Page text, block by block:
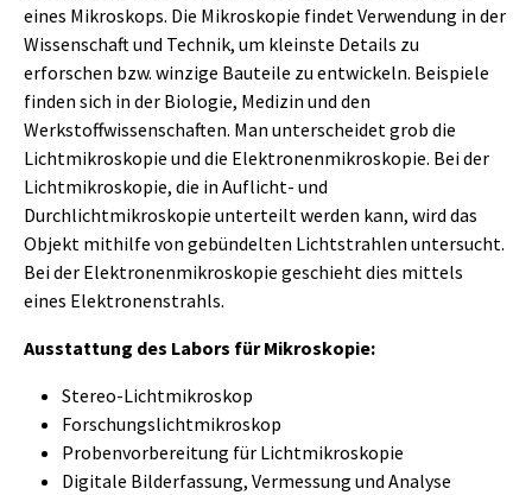
eines Mikroskops. Die Mikroskopie findet Verwendung in der
Wissenschaft und Technik, um kleinste Details zu
erforschen bzw. winzige Bauteile zu entwickeln. Beispiele
finden sich in der Biologie, Medizin und den
Werkstoffwissenschaften. Man unterscheidet grob die
Lichtmikroskopie und die Elektronenmikroskopie. Bei der
Lichtmikroskopie, die in Auflicht- und
Durchlichtmikroskopie unterteilt werden kann, wird das
Objekt mithilfe von gebündelten Lichtstrahlen untersucht.
Bei der Elektronenmikroskopie geschieht dies mittels
eines Elektronenstrahls.
Ausstattung des Labors für Mikroskopie:
Stereo-Lichtmikroskop
Forschungslichtmikroskop
Probenvorbereitung für Lichtmikroskopie
Digitale Bilderfassung, Vermessung und Analyse